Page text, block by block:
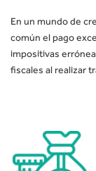
En un mundo de
común el pago
impositivas
fiscales al realizar